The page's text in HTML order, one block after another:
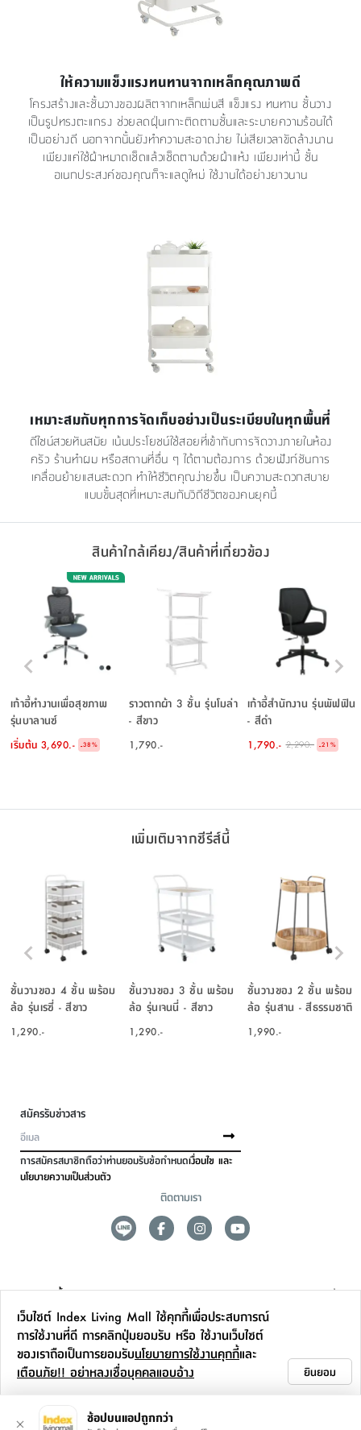
ให้ความแข็งแรงทนทานจากเหล็กคุณภาพดี
โครงสร้างและชั้นวางของผลิตจากเหล็กพ่นสี แข็งแรง ทนทาน ชั้นวาง
เป็นรูปทรงตะแกรง ช่วยลดฝุ่นเกาะติดตามชั้นและระบายความร้อนได้
เป็นอย่างดี นอกจากนั้นยังทำความสะอาดง่าย ไม่เสียเวลาขัดล้างนาน
เพียงแค่ใช้ผ้าหมาดเช็ดแล้วเช็ดตามด้วยผ้าแห้ง เพียงเท่านี้ ชั้น
อเนกประสงค์ของคุณก็จะแลดูใหม่ ใช้งานได้อย่างยาวนาน
เหมาะสมกับทุกการจัดเก็บอย่างเป็นระเบียบในทุกพื้นที่
ดีไซน์สวยทันสมัย เน้นประโยชน์ใช้สอยที่เข้ากับการจัดวางภายในห้อง
ครัว ร้านทำผม หรือสถานที่อื่น ๆ ได้ตามต้องการ ด้วยฟังก์ชันการ
เคลื่อนย้ายแสนสะดวก ทำให้ชีวิตคุณง่ายขึ้น เป็นความสะดวกสบาย
แบบขั้นสุดที่เหมาะสมกับวิถีชีวิตของคนยุคนี้
สินค้าใกล้เคียง/สินค้าที่เกี่ยวข้อง
เก้าอี้ทำงานเพื่อสุขภาพ
รุ่นบาลานซ์
เริ่มต้น 3,690.- -38%
ราวตากผ้า 3 ชั้น รุ่นโมล่า
- สีขาว
1,790.-
เก้าอี้สำนักงาน รุ่นพัฟฟิน
- สีดำ
1,790.- 2,290.- -21 %
เพิ่มเติมจากซีรีส์นี้
ชั้นวางของ 4 ชั้น พร้อม
ล้อ รุ่นเรซี่ - สีขาว
1,290.-
ชั้นวางของ 3 ชั้น พร้อม
ล้อ รุ่นเจนนี่ - สีขาว
1,290.-
ชั้นวางของ 2 ชั้น พร้อม
ล้อ รุ่นสาน - สีธรรมชาติ
1,990.-
สมัครรับข่าวสาร
การสมัครสมาชิกถือว่าท่านยอมรับข้อกำหนดเงื่อนไข และ
นโยบายความเป็นส่วนตัว
ติดตามเรา
ดูแลลูกค้า
สาขาและการบริการ
ข้อมูลเพิ่มเติม
เว็บไซต์ Index Living Mall ใช้คุกกี้เพื่อประสบการณ์
การใช้งานที่ดี การคลิกปุ่มยอมรับ หรือ ใช้งานเว็บไซต์
ของเราถือเป็นการยอมรับนโยบายการใช้งานคุกกี้และ
เตือนภัย!! อย่าหลงเชื่อบุคคลแอบอ้าง
ยินยอม
ช้อปบนแอปถูกกว่า